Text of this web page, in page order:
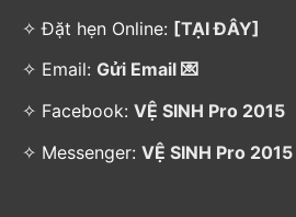
✧ Đặt hẹn Online: [TẠI ĐÂY]
✧ Email: Gửi Email 💌
✧ Facebook: VỆ SINH Pro 2015
✧ Messenger: VỆ SINH Pro 2015